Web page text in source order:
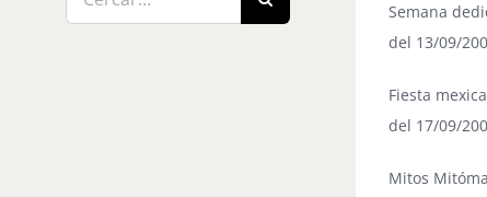
…
Semana
del 13/09/
Fiesta
del 17/09/
Mitos